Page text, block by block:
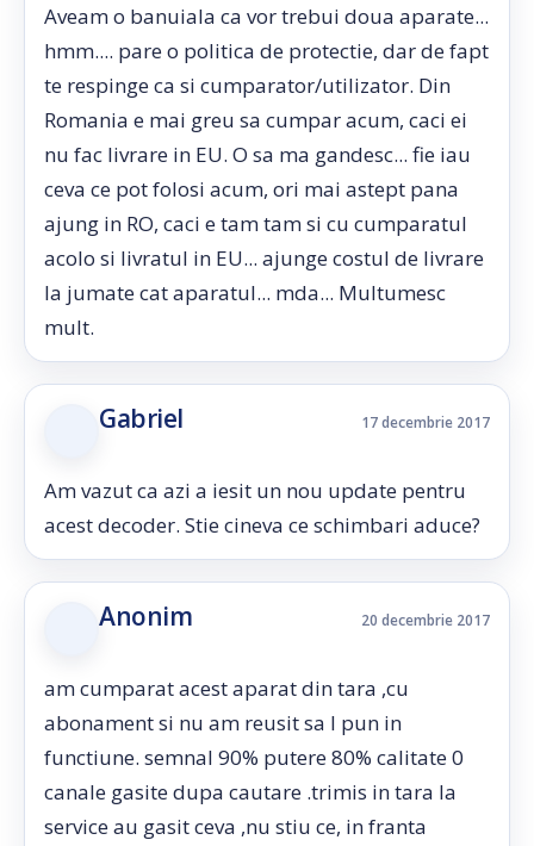
Aveam o banuiala ca vor trebui doua aparate...
hmm.... pare o politica de protectie, dar de fapt
te respinge ca si cumparator/utilizator. Din
Romania e mai greu sa cumpar acum, caci ei
nu fac livrare in EU. O sa ma gandesc... fie iau
ceva ce pot folosi acum, ori mai astept pana
ajung in RO, caci e tam tam si cu cumparatul
acolo si livratul in EU... ajunge costul de livrare
la jumate cat aparatul... mda... Multumesc
mult.
Gabriel 17 decembrie 2017
Am vazut ca azi a iesit un nou update pentru
acest decoder. Stie cineva ce schimbari aduce?
Anonim 20 decembrie 2017
am cumparat acest aparat din tara ,cu
abonament si nu am reusit sa l pun in
functiune. semnal 90% putere 80% calitate 0
canale gasite dupa cautare .trimis in tara la
service au gasit ceva ,nu stiu ce, in franta